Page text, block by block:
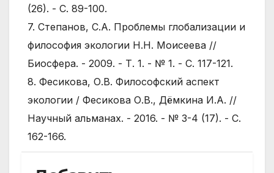
(26). - С. 89-100.
7. Степанов, С.А. Проблемы глобализации и
философия экологии Н.Н. Моисеева //
Биосфера. - 2009. - Т. 1. - № 1. - С. 117-121.
8. Фесикова, О.В. Философский аспект
экологии / Фесикова О.В., Дёмкина И.А. //
Научный альманах. - 2016. - № 3-4 (17). - С.
162-166.